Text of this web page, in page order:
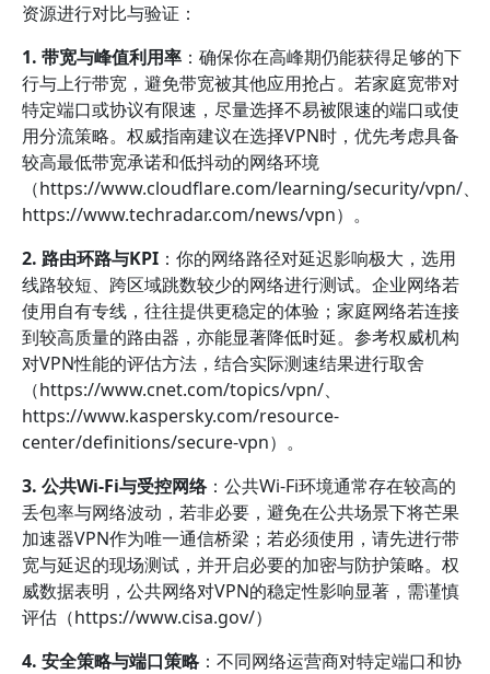
资源进行对比与验证：
1. 带宽与峰值利用率 ：确保你在高峰期仍能获得足够的下
行与上行带宽，避免带宽被其他应用抢占。若家庭宽带对
特定端口或协议有限速，尽量选择不易被限速的端口或使
用分流策略。权威指南建议在选择VPN时，优先考虑具备
较高最低带宽承诺和低抖动的网络环境
（https://www.cloudflare.com/learning/security/vpn/、
https://www.techradar.com/news/vpn）。
2. 路由环路与KPI ：你的网络路径对延迟影响极大，选用
线路较短、跨区域跳数较少的网络进行测试。企业网络若
使用自有专线，往往提供更稳定的体验；家庭网络若连接
到较高质量的路由器，亦能显著降低时延。参考权威机构
对VPN性能的评估方法，结合实际测速结果进行取舍
（https://www.cnet.com/topics/vpn/、
https://www.kaspersky.com/resource-
center/definitions/secure-vpn）。
3. 公共Wi-Fi与受控网络：公共Wi-Fi环境通常存在较高的
丢包率与网络波动，若非必要，避免在公共场景下将芒果
加速器VPN作为唯一通信桥梁；若必须使用，请先进行带
宽与延迟的现场测试，并开启必要的加密与防护策略。权
威数据表明，公共网络对VPN的稳定性影响显著，需谨慎
评估（https://www.cisa.gov/）
4. 安全策略与端口策略：不同网络运营商对特定端口和协